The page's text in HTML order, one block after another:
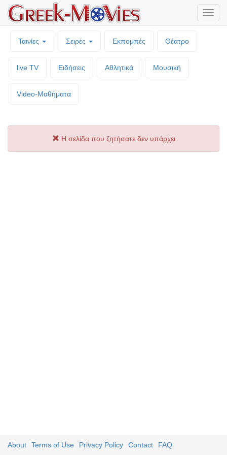
Ταινίες Σειρές Εκπομπές Θέατρο
live TV Ειδήσεις Αθλητικά Μουσική
Video-Mαθήματα
Η σελίδα που ζητήσατε δεν υπάρχει
About Terms of Use Privacy Policy Contact FAQ